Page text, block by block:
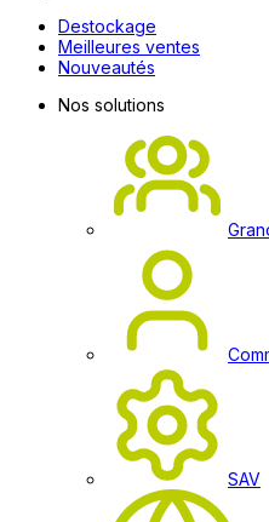
Destockage
Meilleures ventes
Nouveautés
Nos solutions
SAV